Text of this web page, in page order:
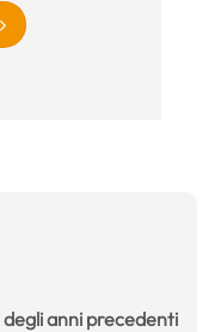
anni precedenti